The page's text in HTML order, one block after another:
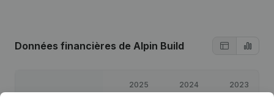
Données financières de Alpin Build
2025 2024 2023